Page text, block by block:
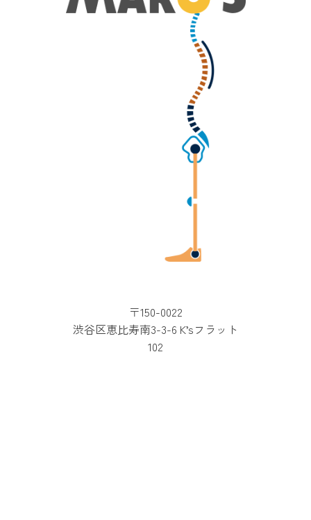
〒150-0022
渋谷区恵比寿南3-3-6 K’sフラット
102